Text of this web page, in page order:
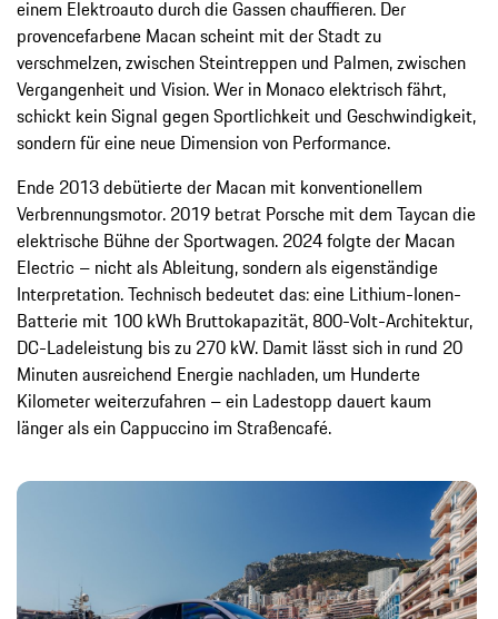
einem Elektroauto durch die Gassen chauffieren. Der
provencefarbene Macan scheint mit der Stadt zu
verschmelzen, zwischen Steintreppen und Palmen, zwischen
Vergangenheit und Vision. Wer in Monaco elektrisch fährt,
schickt kein Signal gegen Sportlichkeit und Geschwindigkeit,
sondern für eine neue Dimension von Performance.
Ende 2013 debütierte der Macan mit konventionellem
Verbrennungsmotor. 2019 betrat Porsche mit dem Taycan die
elektrische Bühne der Sportwagen. 2024 folgte der Macan
Electric – nicht als Ableitung, sondern als eigenständige
Interpretation. Technisch bedeutet das: eine Lithium-Ionen-
Batterie mit 100 kWh Bruttokapazität, 800-Volt-Architektur,
DC-Ladeleistung bis zu 270 kW. Damit lässt sich in rund 20
Minuten ausreichend Energie nachladen, um Hunderte
Kilometer weiterzufahren – ein Ladestopp dauert kaum
länger als ein Cappuccino im Straßencafé.